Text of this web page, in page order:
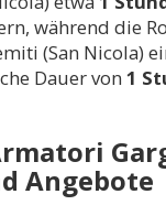
während die
(San Nicola)
Dauer von 1
Angebote